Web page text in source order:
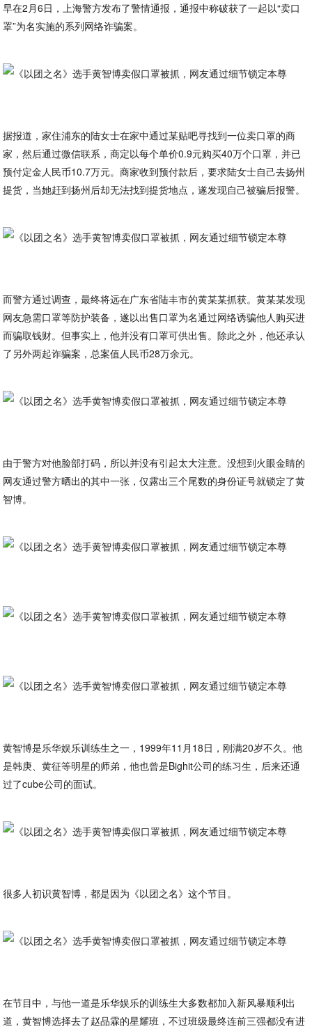
早在2月6日，上海警方发布了警情通报，通报中称破获了一起以“卖口
罩”为名实施的系列网络诈骗案。
据报道，家住浦东的陆女士在家中通过某贴吧寻找到一位卖口罩的商
家，然后通过微信联系，商定以每个单价0.9元购买40万个口罩，并已
预付定金人民币10.7万元。商家收到预付款后，要求陆女士自己去扬州
提货，当她赶到扬州后却无法找到提货地点，遂发现自己被骗后报警。
而警方通过调查，最终将远在广东省陆丰市的黄某某抓获。黄某某发现
网友急需口罩等防护装备，遂以出售口罩为名通过网络诱骗他人购买进
而骗取钱财。但事实上，他并没有口罩可供出售。除此之外，他还承认
了另外两起诈骗案，总案值人民币28万余元。
由于警方对他脸部打码，所以并没有引起太大注意。没想到火眼金睛的
网友通过警方晒出的其中一张，仅露出三个尾数的身份证号就锁定了黄
智博。
黄智博是乐华娱乐训练生之一，1999年11月18日，刚满20岁不久。他
是韩庚、黄征等明星的师弟，他也曾是Bighit公司的练习生，后来还通
过了cube公司的面试。
很多人初识黄智博，都是因为《以团之名》这个节目。
在节目中，与他一道是乐华娱乐的训练生大多数都加入新风暴顺利出
道，黄智博选择去了赵品霖的星耀班，不过班级最终连前三强都没有进